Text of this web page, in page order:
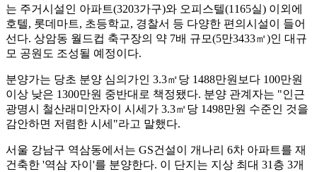
는 주거시설인 아파트(3203가구)와 오피스텔(1165실) 이외에
호텔, 롯데마트, 초등학교, 경찰서 등 다양한 편의시설이 들어
선다. 상암동 월드컵 축구장의 약 7배 규모(5만3433㎡)인 대규
모 공원도 조성될 예정이다.
분양가는 당초 분양 심의가인 3.3㎡당 1488만원보다 100만원
이상 낮은 1300만원 중반대로 책정됐다. 분양 관계자는 "인근
광명시 철산래미안자이 시세가 3.3㎡당 1498만원 수준인 것을
감안하면 저렴한 시세"라고 말했다.
서울 강남구 역삼동에서는 GS건설이 개나리 6차 아파트를 재
건축한 '역삼 자이'를 분양한다. 이 단지는 지상 최대 31층 3개